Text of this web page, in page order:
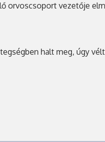
orvoscsoport vezetője
halt meg, úgy